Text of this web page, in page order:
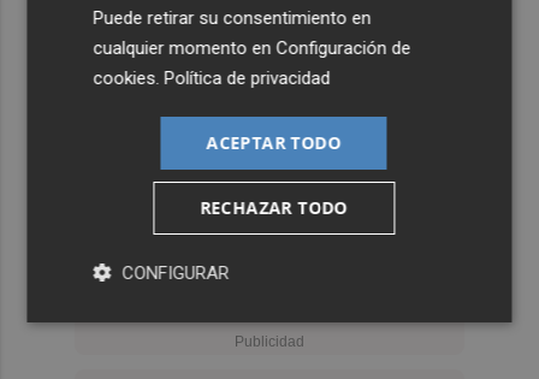
Puede retirar su consentimiento en
cualquier momento enConfiguración de
cookies .Política de privacidad
ACEPTAR TODO
RECHAZAR TODO
CONFIGURAR